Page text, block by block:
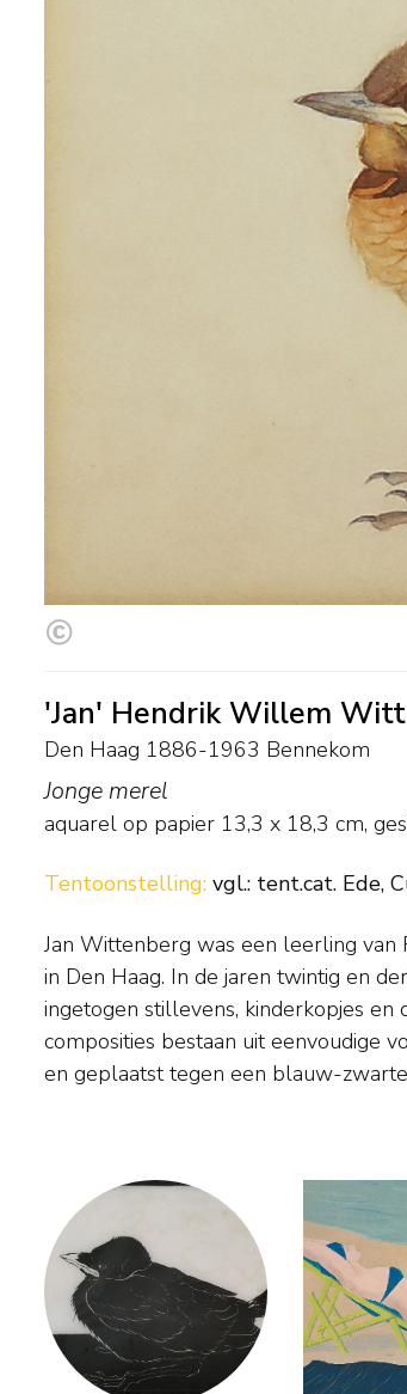
'Jan' Hendrik Willem
Den Haag 1886-1963 Bennekom
Jonge merel
aquarel op papier 13,3 x 18,3 cm,
Tentoonstelling: vgl.: tent.cat. Ede,
Jan Wittenberg was een leerling van
in Den Haag. In de jaren twintig en
ingetogen stillevens, kinderkopjes en
composities bestaan uit eenvoudige
en geplaatst tegen een blauw-
eenvoud en uitwerking komt zijn
Mankes. Wittenberg maakte ook
geschilderde oeuvre is zeer